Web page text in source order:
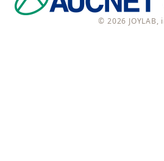
© 2026 JOYLAB,